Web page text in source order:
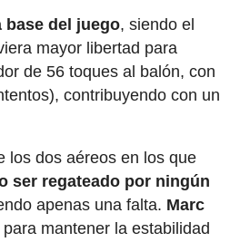
base del juego, siendo el
mayor libertad para
de 56 toques al balón, con
contribuyendo con un
los dos aéreos en los que
ser regateado por ningún
apenas una falta. Marc
mantener la estabilidad